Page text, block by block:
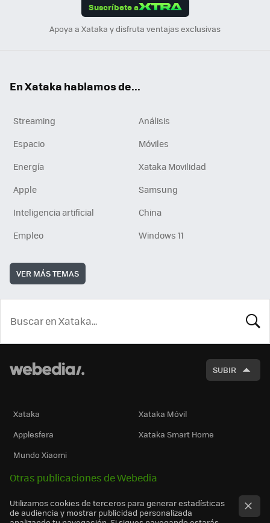
Suscríbete a
Apoya a Xataka y disfruta ventajas exclusivas
En Xataka hablamos de...
Streaming
Análisis
Espacio
Móviles
Energía
Xataka Movilidad
Apple
Samsung
Inteligencia artificial
China
Empleo
Windows 11
VER MÁS TEMAS
SUBIR
Xataka
Xataka Móvil
Applesfera
Xataka Smart Home
Mundo Xiaomi
Otras publicaciones de Webedia
Utilizamos cookies de terceros para generar estadísticas
de audiencia y mostrar publicidad personalizada